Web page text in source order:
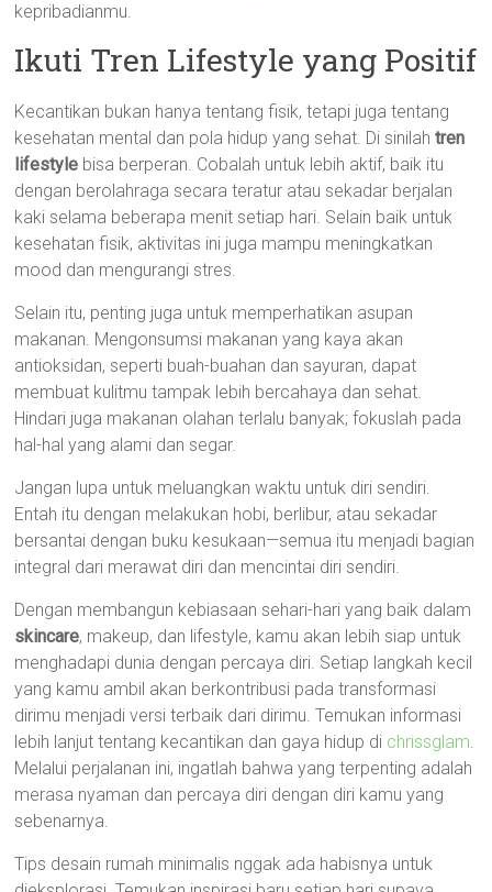
kepribadianmu.
Ikuti Tren Lifestyle yang Positif
Kecantikan bukan hanya tentang fisik, tetapi juga tentang
kesehatan mental dan pola hidup yang sehat. Di sinilahtren
lifestyle bisa berperan. Cobalah untuk lebih aktif, baik itu
dengan berolahraga secara teratur atau sekadar berjalan
kaki selama beberapa menit setiap hari. Selain baik untuk
kesehatan fisik, aktivitas ini juga mampu meningkatkan
mood dan mengurangi stres.
Selain itu, penting juga untuk memperhatikan asupan
makanan. Mengonsumsi makanan yang kaya akan
antioksidan, seperti buah-buahan dan sayuran, dapat
membuat kulitmu tampak lebih bercahaya dan sehat.
Hindari juga makanan olahan terlalu banyak; fokuslah pada
hal-hal yang alami dan segar.
Jangan lupa untuk meluangkan waktu untuk diri sendiri.
Entah itu dengan melakukan hobi, berlibur, atau sekadar
bersantai dengan buku kesukaan—semua itu menjadi bagian
integral dari merawat diri dan mencintai diri sendiri.
Dengan membangun kebiasaan sehari-hari yang baik dalam
skincare, makeup, dan lifestyle, kamu akan lebih siap untuk
menghadapi dunia dengan percaya diri. Setiap langkah kecil
yang kamu ambil akan berkontribusi pada transformasi
dirimu menjadi versi terbaik dari dirimu. Temukan informasi
lebih lanjut tentang kecantikan dan gaya hidup di chrissglam.
Melalui perjalanan ini, ingatlah bahwa yang terpenting adalah
merasa nyaman dan percaya diri dengan diri kamu yang
sebenarnya.
Tips desain rumah minimalis nggak ada habisnya untuk